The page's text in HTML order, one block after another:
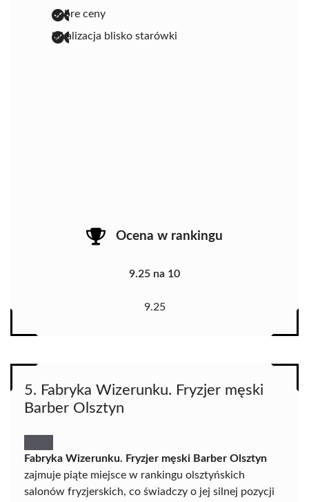
dobre ceny
lokalizacja blisko starówki
Ocena w rankingu
9.25 na 10
9.25
5. Fabryka Wizerunku. Fryzjer męski
Barber Olsztyn
Fabryka Wizerunku. Fryzjer męski Barber Olsztyn
zajmuje piąte miejsce w rankingu olsztyńskich
salonów fryzjerskich, co świadczy o jej silnej pozycji